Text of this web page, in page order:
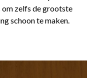
om zelfs de grootste
schoon te maken.